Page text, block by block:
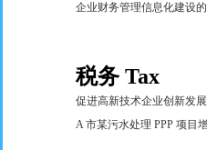
企业财务管理信息化建设
税务Tax
促进高新技术企业创新发
A市某污水处理 PPP项目